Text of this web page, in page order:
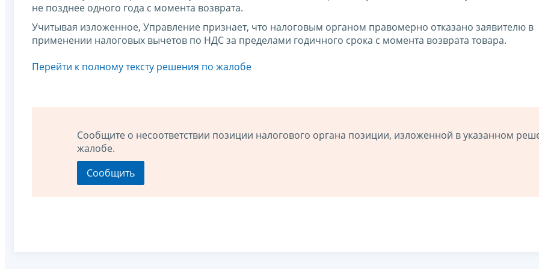
не позднее одного года с момента возврата.
Учитывая изложенное, Управление признает, что налоговым органом правомерно отказано заявителю в
применении налоговых вычетов по НДС за пределами годичного срока с момента возврата товара.
Перейти к полному тексту решения по жалобе
Сообщите о несоответствии позиции налогового органа позиции, изложенной в указанном
жалобе.